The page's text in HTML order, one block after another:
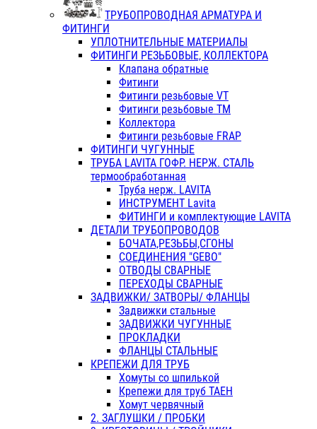
ТРУБОПРОВОДНАЯ АРМАТУРА И
ФИТИНГИ
УПЛОТНИТЕЛЬНЫЕ МАТЕРИАЛЫ
ФИТИНГИ РЕЗЬБОВЫЕ, КОЛЛЕКТОРА
Клапана обратные
Фитинги
Фитинги резьбовые VT
Фитинги резьбовые ТМ
Коллектора
Фитинги резьбовые FRAP
ФИТИНГИ ЧУГУННЫЕ
ТРУБА LAVITA ГОФР. НЕРЖ. СТАЛЬ
термообработанная
Труба нерж. LAVITA
ИНСТРУМЕНТ Lavita
ФИТИНГИ и комплектующие LAVITA
ДЕТАЛИ ТРУБОПРОВОДОВ
БОЧАТА,РЕЗЬБЫ,СГОНЫ
СОЕДИНЕНИЯ "GEBO"
ОТВОДЫ СВАРНЫЕ
ПЕРЕХОДЫ СВАРНЫЕ
ЗАДВИЖКИ/ ЗАТВОРЫ/ ФЛАНЦЫ
Задвижки стальные
ЗАДВИЖКИ ЧУГУННЫЕ
ПРОКЛАДКИ
ФЛАНЦЫ СТАЛЬНЫЕ
КРЕПЕЖИ ДЛЯ ТРУБ
Хомуты со шпилькой
Крепежи для труб ТАЕН
Хомут червячный
2. ЗАГЛУШКИ / ПРОБКИ